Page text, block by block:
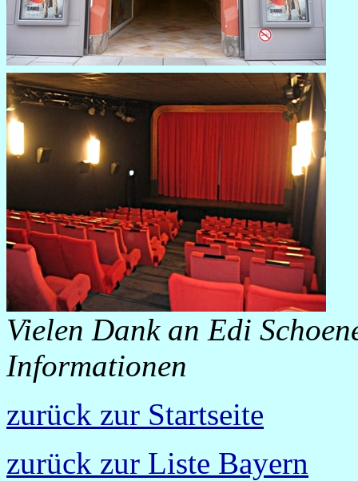
Vielen Dank an Edi
Informationen
zurück zur Startseite
zurück zur Liste Bayern